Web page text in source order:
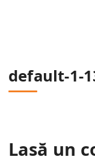
default-1-
Lasă un